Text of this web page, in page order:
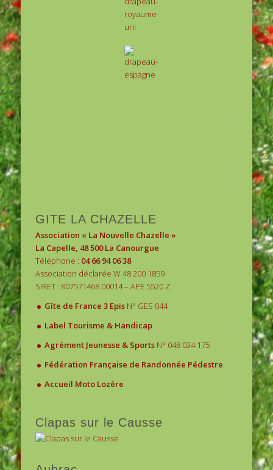
GITE LA CHAZELLE
Association « La Nouvelle Chazelle »
La Capelle, 48 500 La Canourgue
Téléphone : 04 66 94 06 38
Association déclarée W 48 200 1859
SIRET : 807571468 00014 – APE 5520 Z
. Gîte de France 3 Epis N° GES 044
. Label Tourisme & Handicap
. Agrément Jeunesse & Sports N° 048 034 175
. Fédération Française de Randonnée Pédestre
. Accueil Moto Lozère
Clapas sur le Causse